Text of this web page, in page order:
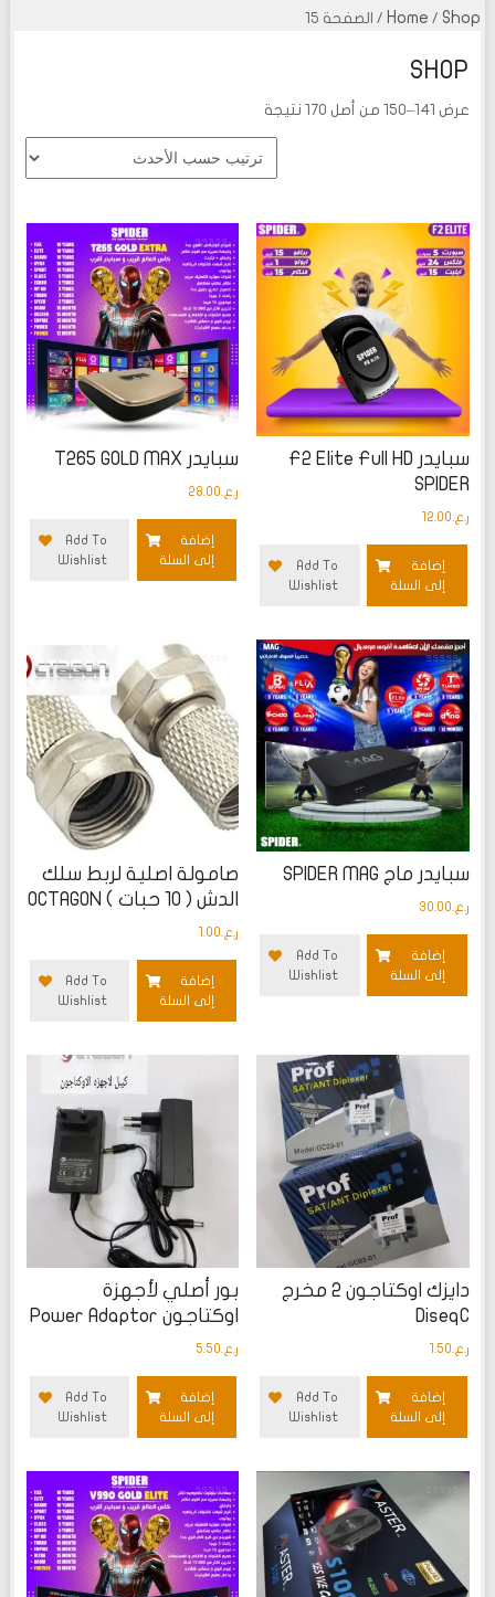
Home / Shop / الصفحة 15
SHOP
عرض 141–150 من أصل 170 نتيجة
سبايدر F2 Elite Full HD
SPIDER
تم
التقييم
ر.ع. 12.00
إضافة
إلى السلة
Add To
Wishlist
سبايدر T265 GOLD MAX
تم
التقييم
0
من
5
ر.ع. 28.00
إضافة
إلى السلة
Add To
Wishlist
سبايدر ماج SPIDER MAG
تم
التقييم
0
من
5
ر.ع. 30.00
إضافة
إلى السلة
Add To
Wishlist
صامولة اصلية لربط سلك
الدش ( 10 حبات ) OCTAGON
تم
التقييم
من
5
ر.ع. 1.00
إضافة
إلى السلة
Add To
Wishlist
دايزك اوكتاجون 2 مخرج
DiseqC
ر.ع. 1.50
إضافة
إلى السلة
Add To
Wishlist
بور أصلي لأجهزة
اوكتاجون Power Adaptor
التقييم
ر.ع. 5.50
إضافة
إلى السلة
Add To
Wishlist
تم
التقييم
0
من
5